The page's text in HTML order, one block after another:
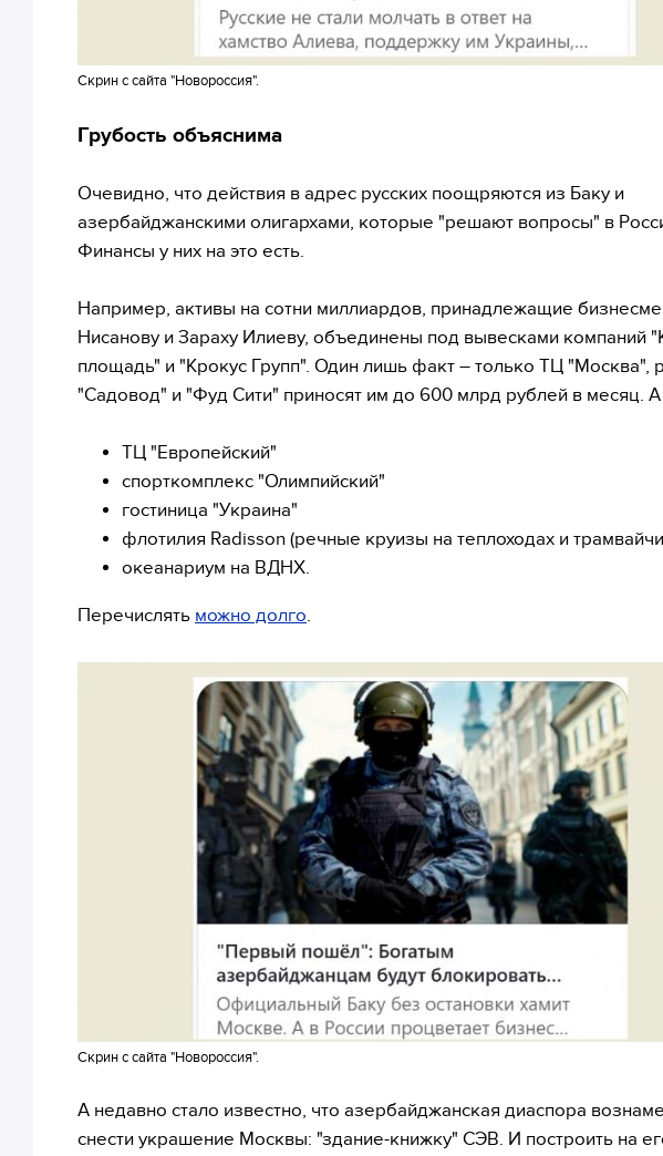
Скрин с сайта "Новороссия".
Грубость объяснима
Очевидно, что действия в адрес русских поощряются из Баку и
азербайджанскими олигархами, которые "решают вопросы" в
Финансы у них на это есть.
Например, активы на сотни миллиардов, принадлежащие
Нисанову и Зараху Илиеву, объединены под вывесками компаний
площадь" и "Крокус Групп". Один лишь факт – только ТЦ "Москва",
"Садовод" и "Фуд Сити" приносят им до 600 млрд рублей в месяц.
ТЦ "Европейский"
спорткомплекс "Олимпийский"
гостиница "Украина"
флотилия Radisson (речные круизы на теплоходах и
океанариум на ВДНХ.
Перечислять можно долго.
Скрин с сайта "Новороссия".
А недавно стало известно, что азербайджанская диаспора
снести украшение Москвы: "здание-книжку" СЭВ. И построить на